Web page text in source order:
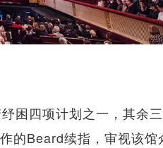
困四项计划之一，其余
的Beard续指，审视该馆